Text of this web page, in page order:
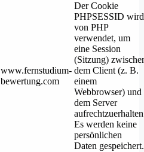
www.fernstudium-
bewertung.com
Der Cookie
PHPSESSID wird
von PHP
verwendet, um
eine Session
(Sitzung)
dem Client (z. B.
einem
Webbrowser) und
dem Server
Es werden keine
persönlichen
Daten gespeichert.